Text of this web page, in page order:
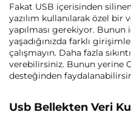
Fakat USB içerisinden
yazılım kullanılarak özel bir
yapılması gerekiyor.
yaşadığınızda farklı
çalışmayın. Daha fazla
verebilirsiniz. Bunun yerine
desteğinden
Usb Bellekten Veri